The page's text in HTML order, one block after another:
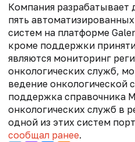
Компания
пять
систем на платформе
кроме поддержки
являются мониторинг
онкологических служб,
ведение онкологической
поддержка справочника
онкологических служб в
одной из этих систем
сообщал ранее.